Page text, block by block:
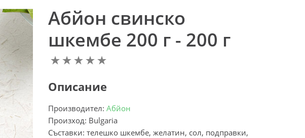
Абйон свинско
шкембе 200 г - 200 г
Описание
Производител: Абйон
Произход: Bulgaria
Съставки: телешко шкембе, желатин, сол, подправки,